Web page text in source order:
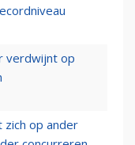
verdwijnt op
zich op ander